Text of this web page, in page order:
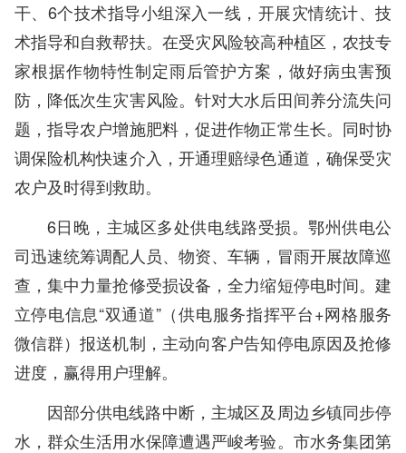
干、6个技术指导小组深入一线，开展灾情统计、技
术指导和自救帮扶。在受灾风险较高种植区，农技专
家根据作物特性制定雨后管护方案，做好病虫害预
防，降低次生灾害风险。针对大水后田间养分流失问
题，指导农户增施肥料，促进作物正常生长。同时协
调保险机构快速介入，开通理赔绿色通道，确保受灾
农户及时得到救助。
6日晚，主城区多处供电线路受损。鄂州供电公
司迅速统筹调配人员、物资、车辆，冒雨开展故障巡
查，集中力量抢修受损设备，全力缩短停电时间。建
立停电信息“双通道”（供电服务指挥平台+网格服务
微信群）报送机制，主动向客户告知停电原因及抢修
进度，赢得用户理解。
因部分供电线路中断，主城区及周边乡镇同步停
水，群众生活用水保障遭遇严峻考验。市水务集团第